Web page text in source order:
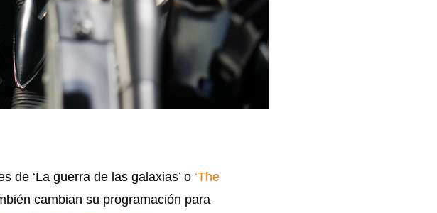
de ‘La guerra de las galaxias’ o ‘The
cambian su programación para